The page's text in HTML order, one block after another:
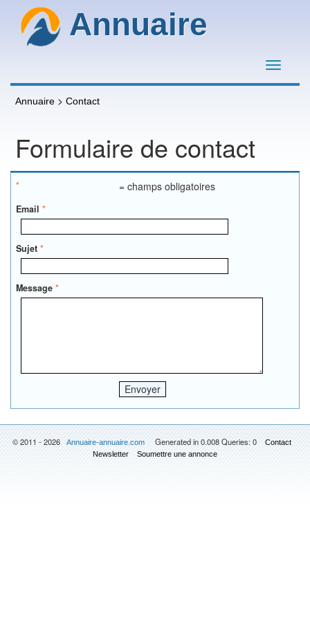
Annuaire
Annuaire > Contact
Formulaire de contact
* = champs obligatoires
Email *
Sujet *
Message *
© 2011 - 2026 Annuaire-annuaire.com Generated in 0.008 Queries: 0
Contact
Newsletter
Soumettre une annonce